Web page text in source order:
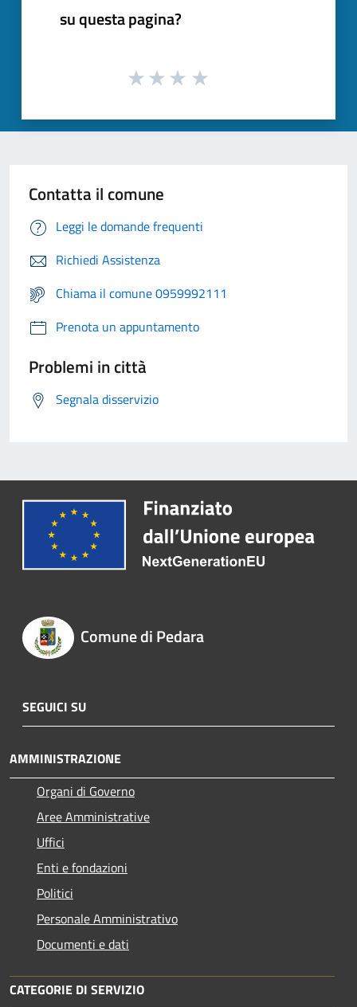
su questa pagina?
Contatta il comune
Leggi le domande frequenti
Richiedi Assistenza
Chiama il comune 0959992111
Prenota un appuntamento
Problemi in città
Segnala disservizio
Comune di Pedara
SEGUICI SU
AMMINISTRAZIONE
Organi di Governo
Aree Amministrative
Uffici
Enti e fondazioni
Politici
Personale Amministrativo
Documenti e dati
CATEGORIE DI SERVIZIO